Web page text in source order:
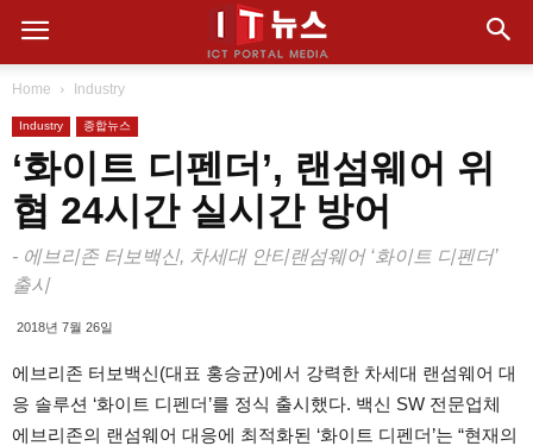
Home Industry
Industry 종합뉴스
‘화이트 디펜더’, 랜섬웨어 위
협 24시간 실시간 방어
- 에브리존 터보백신, 차세대 안티랜섬웨어 ‘화이트 디펜더’
출시
2018년 7월 26일
에브리존 터보백신(대표 홍승균)에서 강력한 차세대 랜섬웨어 대
응 솔루션 ‘화이트 디펜더’를 정식 출시했다. 백신 SW 전문업체
에브리존의 랜섬웨어 대응에 최적화된 ‘화이트 디펜더’는 “현재의